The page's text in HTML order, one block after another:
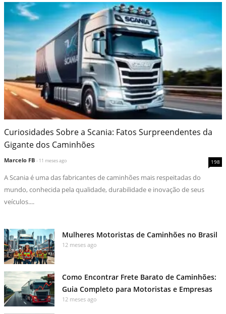
Curiosidades Sobre a Scania: Fatos Surpreendentes da
Gigante dos Caminhões
Marcelo FB - 11 meses ago 198
A Scania é uma das fabricantes de caminhões mais respeitadas do
mundo, conhecida pela qualidade, durabilidade e inovação de seus
veículos....
Mulheres Motoristas de Caminhões no Brasil
12 meses ago
Como Encontrar Frete Barato de Caminhões:
Guia Completo para Motoristas e Empresas
12 meses ago